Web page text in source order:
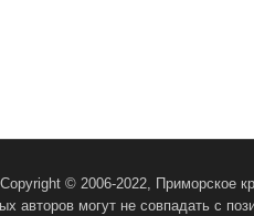
Copyright © 2006-2022, Приморское
авторов могут не совпадать с